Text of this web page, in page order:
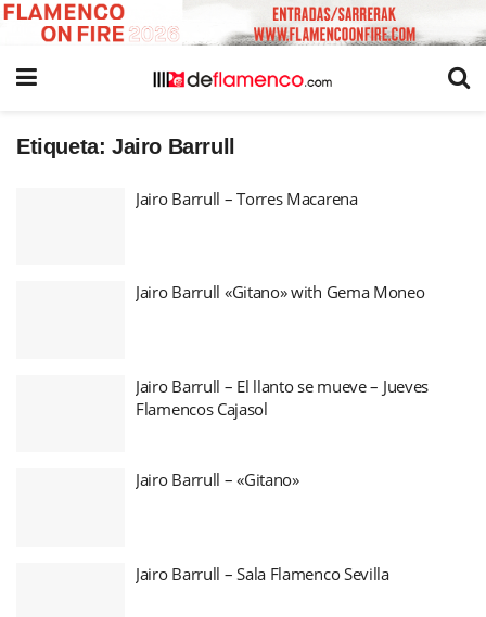
Etiqueta: Jairo Barrull
Jairo Barrull – Torres Macarena
Jairo Barrull «Gitano» with Gema Moneo
Jairo Barrull – El llanto se mueve – Jueves
Flamencos Cajasol
Jairo Barrull – «Gitano»
Jairo Barrull – Sala Flamenco Sevilla